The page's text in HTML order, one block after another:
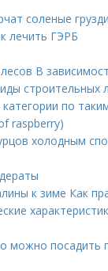
соленые
лечить ГЭРБ
В
строительных
по
raspberry)
холодным
к зиме Как
можно посадить